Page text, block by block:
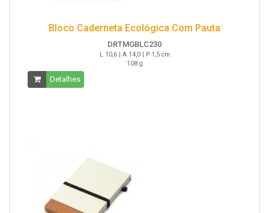
Bloco Caderneta Ecológica Com Pauta
DRTMGBLC230
L 10,6 | A 14,0 | P 1,5 cm
108 g
Detalhes